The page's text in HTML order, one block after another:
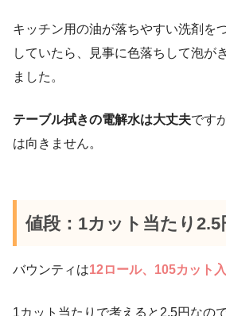
キッチン用の油が落ちやすい洗剤を
していたら、見事に色落ちして泡が
ました。
テーブル拭きの電解水は大丈夫です
は向きません。
値段：1カット当たり2.5
バウンティは12ロール、105カット
1カット当たりで考えると2.5円なの